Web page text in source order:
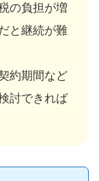
の負担が増
と継続が難
約期間など
討できれば